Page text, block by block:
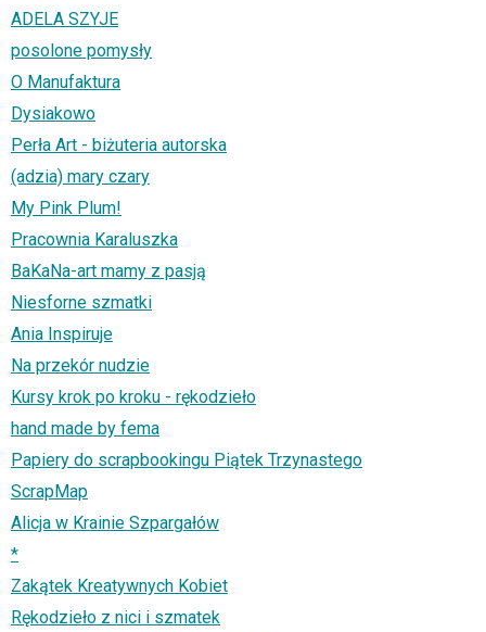
ADELA SZYJE
posolone pomysły
O Manufaktura
Dysiakowo
Perła Art - biżuteria autorska
(adzia) mary czary
My Pink Plum!
Pracownia Karaluszka
BaKaNa-art mamy z pasją
Niesforne szmatki
Ania Inspiruje
Na przekór nudzie
Kursy krok po kroku - rękodzieło
hand made by fema
Papiery do scrapbookingu Piątek Trzynastego
ScrapMap
Alicja w Krainie Szpargałów
*
Zakątek Kreatywnych Kobiet
Rękodzieło z nici i szmatek